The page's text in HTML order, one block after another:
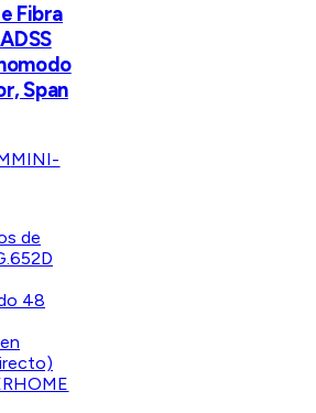
Fibra
Span
MINI-